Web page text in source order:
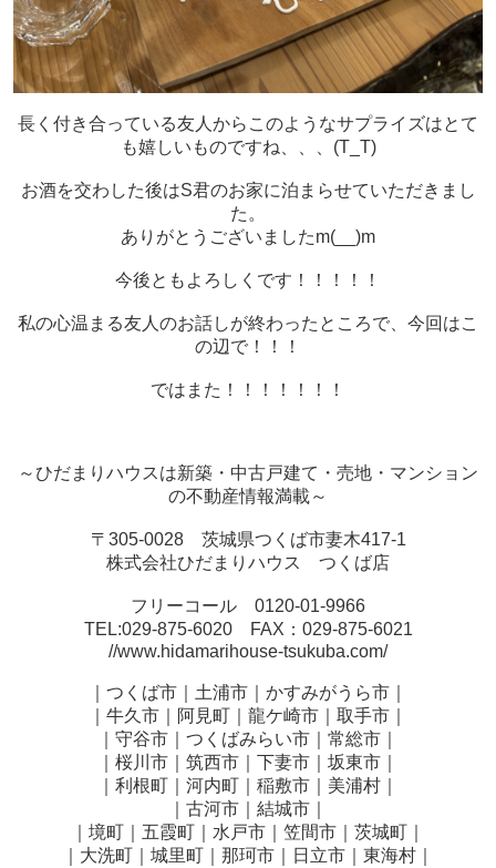
長く付き合っている友人からこのようなサプライズはとて
も嬉しいものですね、、、(T_T)
お酒を交わした後はS君のお家に泊まらせていただきまし
た。
ありがとうございましたm(__)m
今後ともよろしくです！！！！！
私の心温まる友人のお話しが終わったところで、今回はこ
の辺で！！！
ではまた！！！！！！！
～ひだまりハウスは新築・中古戸建て・売地・マンション
の不動産情報満載～
〒305-0028 茨城県つくば市妻木417-1
株式会社ひだまりハウス つくば店
フリーコール 0120-01-9966
TEL:029-875-6020 FAX：029-875-6021
//www.hidamarihouse-tsukuba.com/
｜つくば市｜土浦市｜かすみがうら市｜
｜牛久市｜阿見町｜龍ケ崎市｜取手市｜
｜守谷市｜つくばみらい市｜常総市｜
｜桜川市｜筑西市｜下妻市｜坂東市｜
｜利根町｜河内町｜稲敷市｜美浦村｜
｜古河市｜結城市｜
｜境町｜五霞町｜水戸市｜笠間市｜茨城町｜
｜大洗町｜城里町｜那珂市｜日立市｜東海村｜